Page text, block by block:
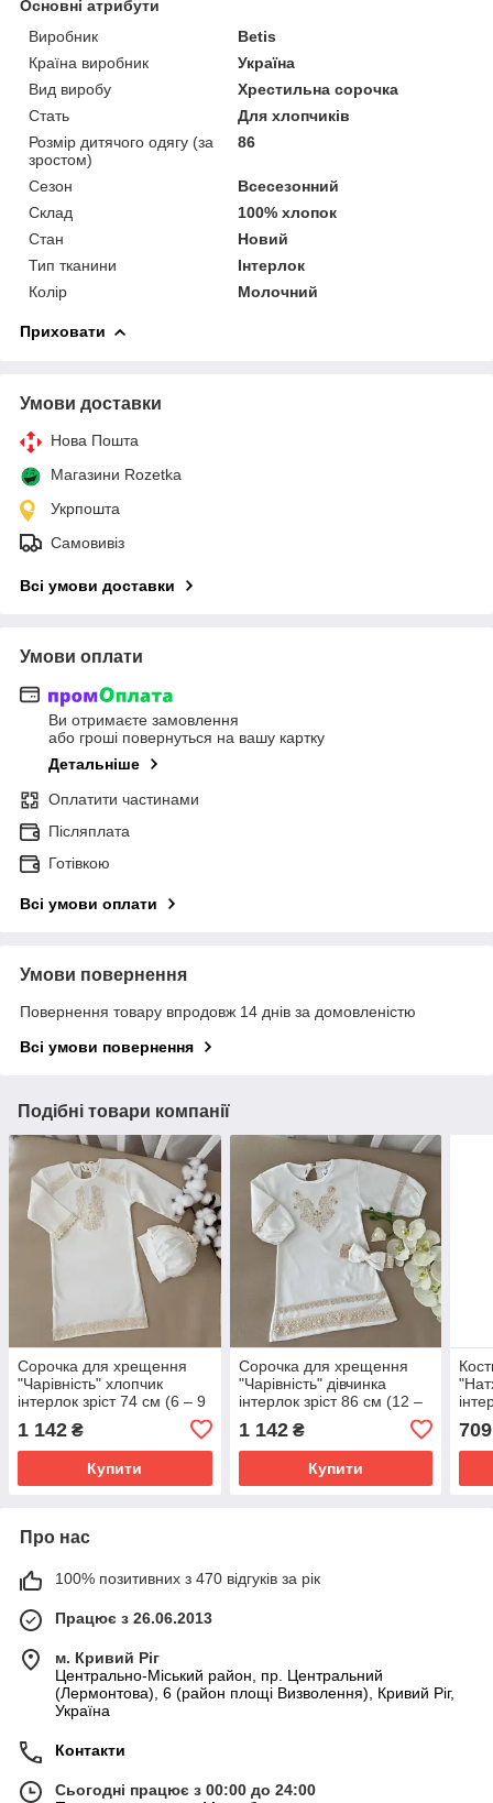
Основні атрибути
Виробник
Betis
Країна виробник
Україна
Вид виробу
Хрестильна сорочка
Стать
Для хлопчиків
Розмір дитячого одягу (за
зростом)
86
Сезон
Всесезонний
Склад
100% хлопок
Стан
Новий
Тип тканини
Інтерлок
Колір
Молочний
Приховати
Умови доставки
Нова Пошта
Магазини Rozetka
Укрпошта
Самовивіз
Всі умови доставки
Умови оплати
Ви отримаєте замовлення
або гроші повернуться на вашу картку
Детальніше
Оплатити частинами
Післяплата
Готівкою
Всі умови оплати
Умови повернення
Повернення товару впродовж 14 днів за домовленістю
Всі умови повернення
Подібні товари компанії
Сорочка для хрещення
"Чарівність" хлопчик
інтерлок зріст 74 см (6 – 9
1 142 ₴
Купити
Сорочка для хрещення
"Чарівність" дівчинка
інтерлок зріст 86 см (12 –
Молочний
1 142₴
Купити
709
Про нас
100% позитивних з 470 відгуків за рік
Працює з 26.06.2013
м. Кривий Ріг
Центрально-Міський район, пр. Центральний
(Лермонтова), 6 (район площі Визволення), Кривий Ріг,
Україна
Контакти
Сьогодні працює з 00:00 до 24:00